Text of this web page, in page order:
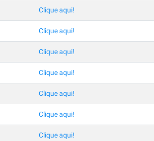
Clique aqui!
Clique aqui!
Clique aqui!
Clique aqui!
Clique aqui!
Clique aqui!
Clique aqui!